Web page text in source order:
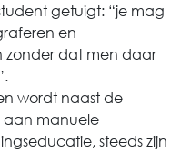
getuigt: “je mag
en
zonder dat men daar
wordt naast de
aan manuele
steeds zijn